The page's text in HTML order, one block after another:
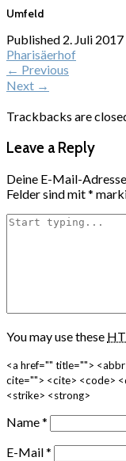
Umfeld
Published 2. Juli 2017
Pharisäerhof
← Previous
Next →
Trackbacks are
Leave a Reply
Deine E-Mail-
Felder sind mit*
You may use these
<a href="" title="">
cite=""> <cite> <code>
<strike> <strong>
Name*
E-Mail*